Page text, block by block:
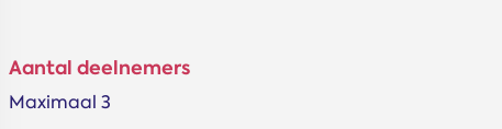
Aantal deelnemers
Maximaal 3